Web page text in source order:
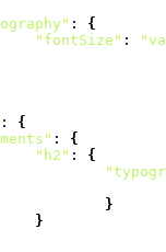
: {
"fontSize" :
: {
: {
"h2" : {
}
}